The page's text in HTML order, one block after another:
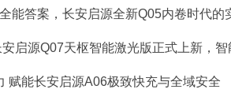
能答案，长安启源全新Q05内卷时代的实在
Q07天枢智能激光版正式上新，智能安全守护全家
赋能长安启源A06极致快充与全域安全